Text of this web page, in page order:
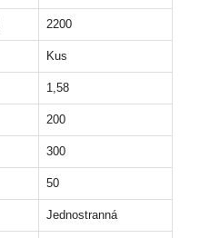
2200
Kus
1,58
200
300
50
Jednostranná